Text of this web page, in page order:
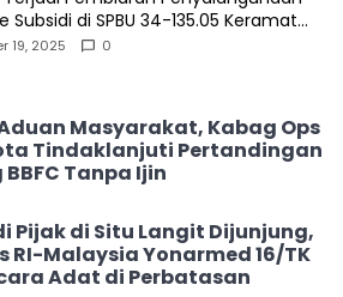
Subsidi di SPBU 34-135.05 Keramat
Bebas Bertransaksi
19, 2025 0
Masyarakat, Kabag Ops
Tindaklanjuti Pertandingan
Tanpa Ijin
Pijak di Situ Langit Dijunjung,
RI-Malaysia Yonarmed 16/TK
Adat di Perbatasan